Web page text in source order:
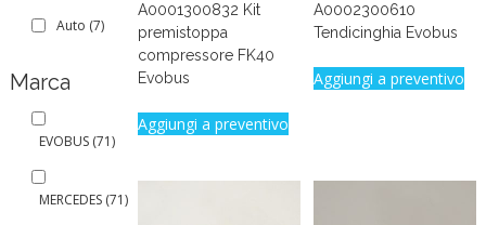
A0001300832 Kit
premistoppa
compressore FK40
Evobus
Aggiungi a preventivo
A0002300610
Tendicinghia Evobus
Aggiungi a preventivo
Auto (7)
Marca
EVOBUS (71)
MERCEDES (71)